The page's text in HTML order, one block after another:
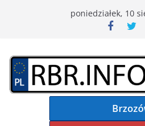
poniedziałek, 10